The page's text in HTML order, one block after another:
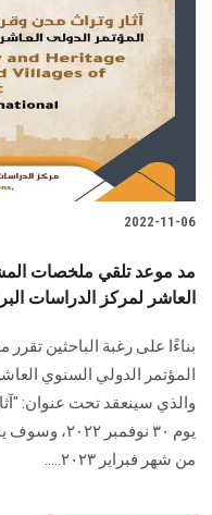
2022-11-06
مد موعد تلقي ملخصات
العاشر لمركز الدراسات
بناءًا على رغبة الباحثين
المؤتمر الدولي السنوي
والذي سينعقد تحت عنوان:
من شهر فبراير ٢٠٢٣.....